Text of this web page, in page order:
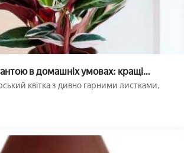
в домашніх умовах: кращі
квітка з дивно гарними листками,